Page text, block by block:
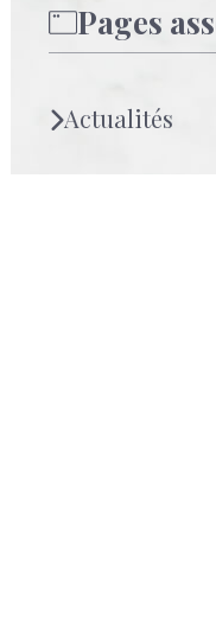
Pages
Actualités